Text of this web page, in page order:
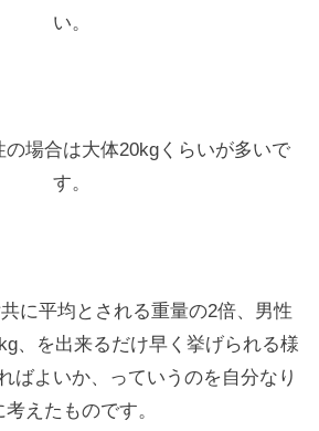
い。
場合は大体20kgくらいが多いで
す。
に平均とされる重量の2倍、男性
、を出来るだけ早く挙げられる様
ばよいか、っていうのを自分なり
考えたものです。